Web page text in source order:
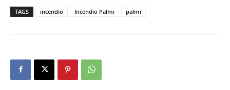
TAGS incendio Incendio Palmi palmi